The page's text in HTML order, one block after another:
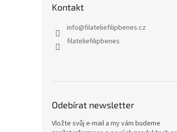
Kontakt
info@filateliefilipbenes.cz
filateliefilipbenes
Odebírat newsletter
Vložte svůj e-mail a my vám budeme